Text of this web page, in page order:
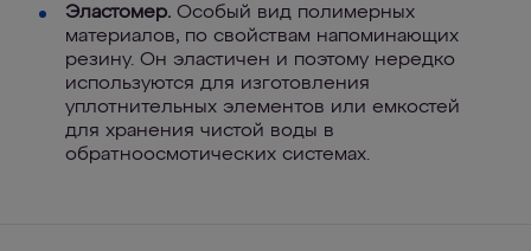
Эластомер. Особый вид полимерных
материалов, по свойствам напоминающих
резину. Он эластичен и поэтому нередко
используются для изготовления
уплотнительных элементов или емкостей
для хранения чистой воды в
обратноосмотических системах.